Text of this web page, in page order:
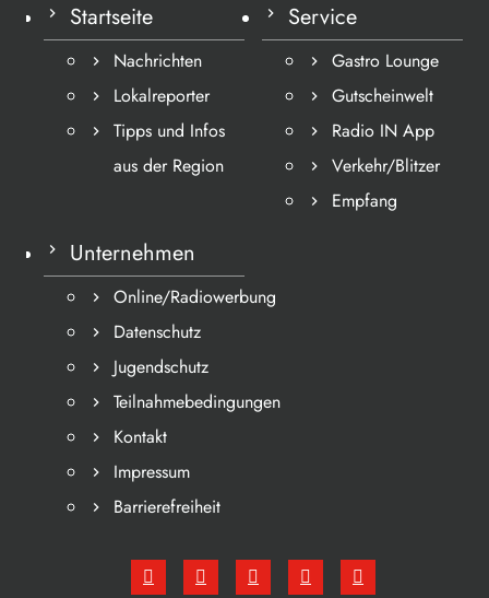
Startseite
Nachrichten
Lokalreporter
Tipps und Infos
aus der Region
Service
Gastro Lounge
Gutscheinwelt
Radio IN App
Verkehr/Blitzer
Empfang
Unternehmen
Online/Radiowerbung
Datenschutz
Jugendschutz
Teilnahmebedingungen
Kontakt
Impressum
Barrierefreiheit